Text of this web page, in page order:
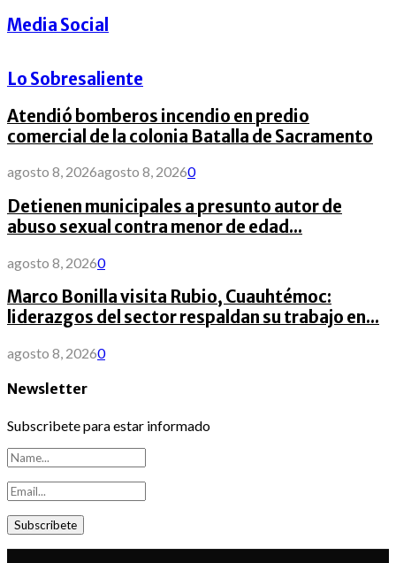
Media Social
Lo Sobresaliente
Atendió bomberos incendio en predio
comercial de la colonia Batalla de Sacramento
agosto 8, 2026agosto 8, 20260
Detienen municipales a presunto autor de
abuso sexual contra menor de edad...
agosto 8, 20260
Marco Bonilla visita Rubio, Cuauhtémoc:
liderazgos del sector respaldan su trabajo en...
agosto 8, 20260
Newsletter
Subscribete para estar informado